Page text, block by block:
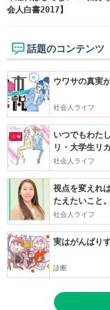
会人白書2017】
話題のコンテンツ
ウワサの真実
社会人ライフ
いつでもわた
リ・大学生リ
社会人ライフ
視点を変えれ
たえたいこと。
社会人ライフ
実はがんばり
診断